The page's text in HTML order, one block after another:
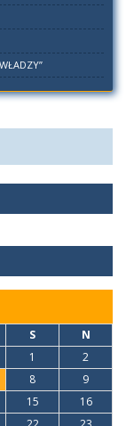
S
N
1
2
8
9
15
16